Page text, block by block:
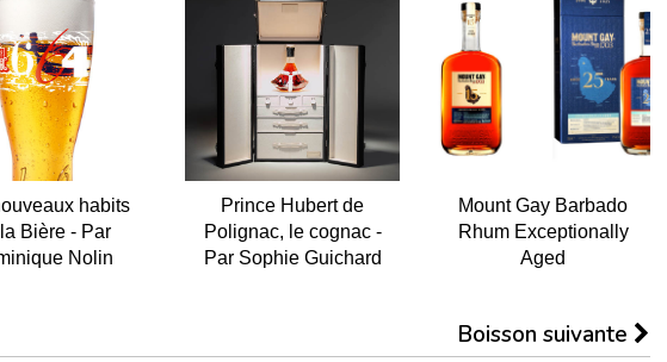
habits
Bière - Par
Nolin
Prince Hubert de
Polignac, le cognac -
Par Sophie Guichard
Mount Gay Barbado
Rhum Exceptionally
Aged
Boisson suivante